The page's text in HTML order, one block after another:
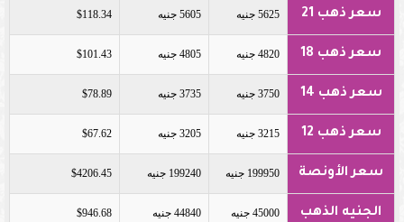
سعر ذهب 21 5625 جنيه 5605 جنيه $118.34
سعر ذهب 18 4820 جنيه 4805 جنيه $101.43
سعر ذهب 14 3750 جنيه 3735 جنيه $78.89
سعر ذهب 12 3215 جنيه 3205 جنيه $67.62
سعر الأونصة 199950 جنيه 199240 جنيه $4206.45
الجنيه الذهب 45000 جنيه 44840 جنيه $946.68